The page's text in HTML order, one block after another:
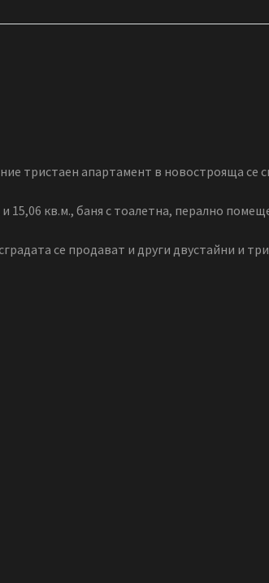
тристаен апартамент в новострояща се
и 15,06 кв.м., баня с тоалетна, перално
се продават и други двустайни и